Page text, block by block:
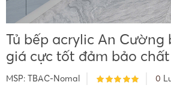
Tủ bếp acrylic An
giá cực tốt đảm bảo
MSP: TBAC-Nomal 0